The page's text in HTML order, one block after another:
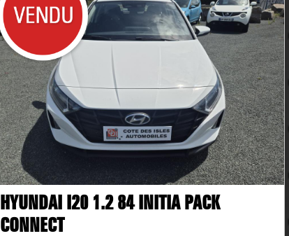
HYUNDAI I20 1.2 84 INITIA PACK
CONNECT